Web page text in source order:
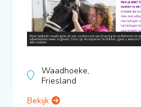
Waadhoeke,
Friesland
Bekijk